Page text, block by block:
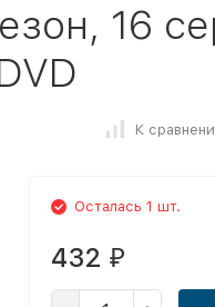
16
К
Осталась 1 шт.
432 ₽